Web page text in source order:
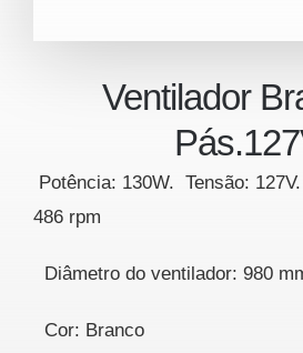
Ventilador
Potência: 130W. Tensão:
486 rpm
Diâmetro do ventilador: 980
Cor: Branco